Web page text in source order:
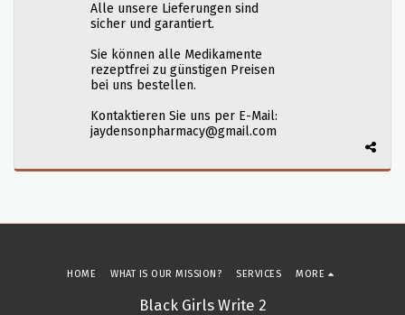
Alle unsere Lieferungen sind
sicher und garantiert.
Sie können alle Medikamente
rezeptfrei zu günstigen Preisen
bei uns bestellen.
Kontaktieren Sie uns per E-Mail:
jaydensonpharmacy@gmail.com
Black Girls Write 2
HOME WHAT IS OUR MISSION? SERVICES MORE